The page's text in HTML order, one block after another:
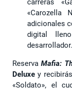
carreras
«Carozella
adicionales
digital
desarrollador.
ReservaMafia:
Deluxe y
«Soldato», el